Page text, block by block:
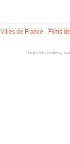
Villes de France - Films
Tous les textes,